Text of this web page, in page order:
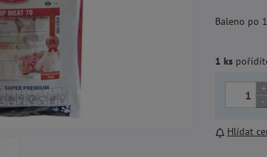
Baleno po
1 ks
+
-
Hlídat